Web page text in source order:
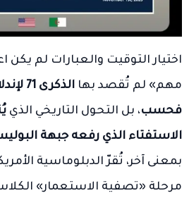
اختيار التوقيت والعبارات لم
مهم» لم تُقصد بها
فحسب، بل التحول التاريخي الذي
الاستفتاء الذي رفعه جبهة
بمعنى آخر، تُقرّ الدبلوماسية
مرحلة «تصفية الاستعمار»